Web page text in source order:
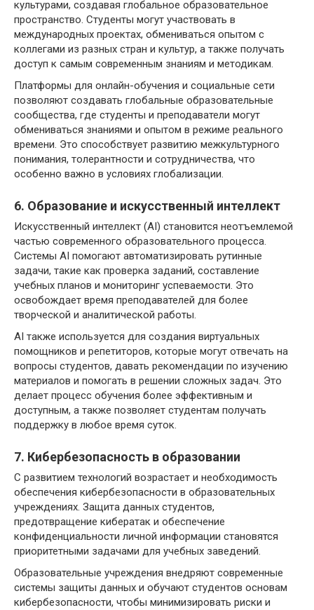
культурами, создавая глобальное образовательное
пространство. Студенты могут участвовать в
международных проектах, обмениваться опытом с
коллегами из разных стран и культур, а также получать
доступ к самым современным знаниям и методикам.
Платформы для онлайн-обучения и социальные сети
позволяют создавать глобальные образовательные
сообщества, где студенты и преподаватели могут
обмениваться знаниями и опытом в режиме реального
времени. Это способствует развитию межкультурного
понимания, толерантности и сотрудничества, что
особенно важно в условиях глобализации.
6. Образование и искусственный интеллект
Искусственный интеллект (AI) становится неотъемлемой
частью современного образовательного процесса.
Системы AI помогают автоматизировать рутинные
задачи, такие как проверка заданий, составление
учебных планов и мониторинг успеваемости. Это
освобождает время преподавателей для более
творческой и аналитической работы.
AI также используется для создания виртуальных
помощников и репетиторов, которые могут отвечать на
вопросы студентов, давать рекомендации по изучению
материалов и помогать в решении сложных задач. Это
делает процесс обучения более эффективным и
доступным, а также позволяет студентам получать
поддержку в любое время суток.
7. Кибербезопасность в образовании
С развитием технологий возрастает и необходимость
обеспечения кибербезопасности в образовательных
учреждениях. Защита данных студентов,
предотвращение кибератак и обеспечение
конфиденциальности личной информации становятся
приоритетными задачами для учебных заведений.
Образовательные учреждения внедряют современные
системы защиты данных и обучают студентов основам
кибербезопасности, чтобы минимизировать риски и